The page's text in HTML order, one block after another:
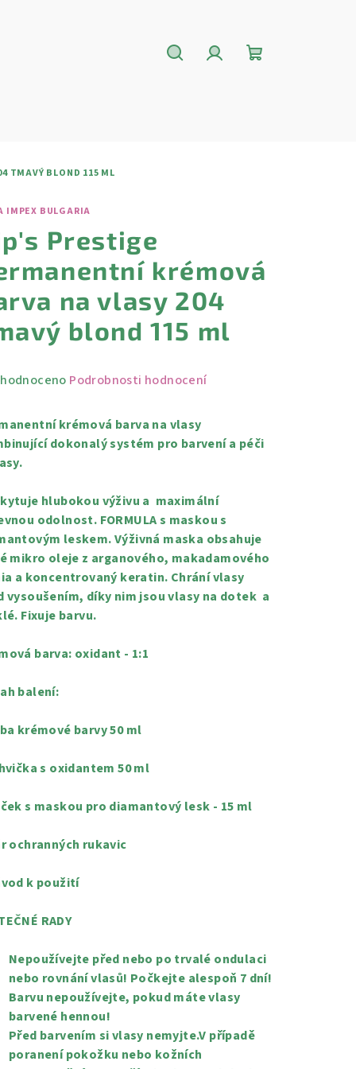
TMAVÝ BLOND 115 ML
IMPEX BULGARIA
Prestige
krémová
na vlasy 204
blond 115 ml
Podrobnosti hodnocení
krémová barva na vlasy
dokonalý systém pro barvení a péči
hlubokou výživu a maximální
odolnost. FORMULA s maskou s
leskem. Výživná maska obsahuje
mikro oleje z arganového, makadamového
a koncentrovaný keratin. Chrání vlasy
vysoušením, díky nim jsou vlasy na dotek a
Fixuje barvu.
barva: oxidant - 1:1
balení:
krémové barvy 50 ml
s oxidantem 50 ml
s maskou pro diamantový lesk - 15 ml
ochranných rukavic
k použití
RADY
Nepoužívejte před nebo po trvalé ondulaci
nebo rovnání vlasů! Počkejte alespoň 7 dní!
Barvu nepoužívejte, pokud máte vlasy
barvené hennou!
Před barvením si vlasy nemyjte.V případě
poranení pokožku nebo kožních